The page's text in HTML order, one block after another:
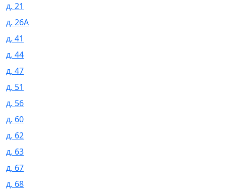
д. 21
д. 26А
д. 41
д. 44
д. 47
д. 51
д. 56
д. 60
д. 62
д. 63
д. 67
д. 68